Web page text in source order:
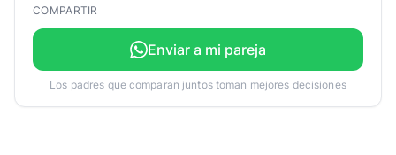
COMPARTIR
Enviar a mi pareja
Los padres que comparan juntos toman mejores decisiones